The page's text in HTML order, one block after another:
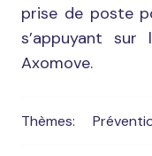
prise de poste
s’appuyant
Axomove.
Thèmes: